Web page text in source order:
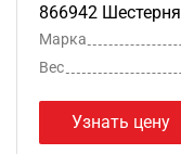
866942 Шестерня
Марка
Вес
Узнать цену